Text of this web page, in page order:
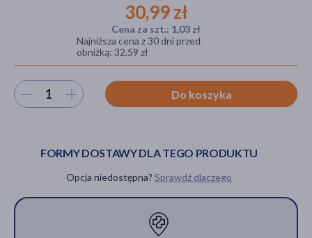
30,99 zł
Cena za szt.: 1,03 zł
Najniższa cena z 30 dni przed
obniżką: 32,59 zł
Wybierz ilość Do koszyka
FORMY DOSTAWY DLA TEGO PRODUKTU
Opcja niedostępna? Sprawdź dlaczego